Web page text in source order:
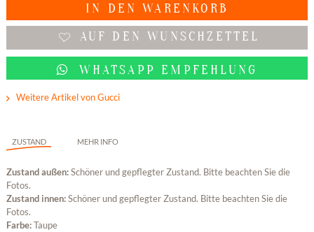
IN DEN WARENKORB
AUF DEN WUNSCHZETTEL
WHATSAPP EMPFEHLUNG
Weitere Artikel von Gucci
ZUSTAND MEHR INFO
Zustand außen:Schöner und gepflegter Zustand. Bitte beachten Sie die
Fotos.
Zustand innen:Schöner und gepflegter Zustand. Bitte beachten Sie die
Fotos.
Farbe:Taupe